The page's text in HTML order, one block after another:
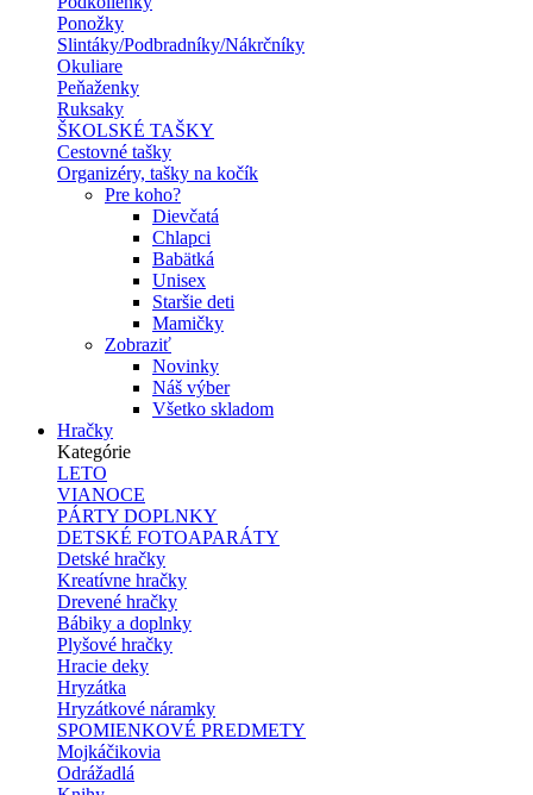
Ponožky
Slintáky/Podbradníky/Nákrčníky
Okuliare
Peňaženky
Ruksaky
ŠKOLSKÉ TAŠKY
Cestovné tašky
Organizéry, tašky na kočík
Pre koho?
Dievčatá
Chlapci
Babätká
Unisex
Staršie deti
Mamičky
Zobraziť
Novinky
Náš výber
Všetko skladom
Hračky
Kategórie
LETO
VIANOCE
PÁRTY DOPLNKY
DETSKÉ FOTOAPARÁTY
Detské hračky
Kreatívne hračky
Drevené hračky
Bábiky a doplnky
Plyšové hračky
Hracie deky
Hryzátka
Hryzátkové náramky
SPOMIENKOVÉ PREDMETY
Mojkáčikovia
Odrážadlá